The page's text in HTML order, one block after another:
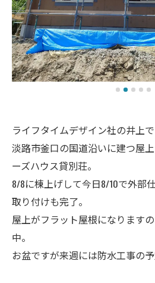
ライフタイムデザイン社の井上で
淡路市釜口の国道沿いに建つ屋
ーズハウス貸別荘。
8/8に棟上げして今日8/10で外部
取り付けも完了。
屋上がフラット屋根になります
中。
お盆ですが来週には防水工事の